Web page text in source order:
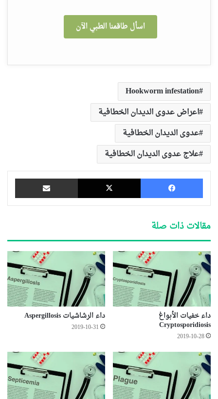
اسأل طاقمنا الطبي الآن
Hookworm infestation
اعراض عدوى الديدان الخطافية
عدوى الديدان الخطافية
علاج عدوى الديدان الخطافية
فيسبوك ‫X
مقالات ذات صلة
داء خفيات الأبواغ
Cryptosporidiosis
2019-10-28
داء الرشاشيات Aspergillosis
2019-10-31